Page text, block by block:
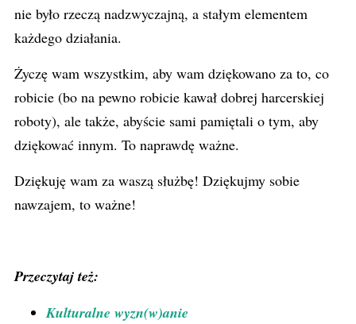
nie było rzeczą nadzwyczajną, a stałym elementem
każdego działania.
Życzę wam wszystkim, aby wam dziękowano za to, co
robicie (bo na pewno robicie kawał dobrej harcerskiej
roboty), ale także, abyście sami pamiętali o tym, aby
dziękować innym. To naprawdę ważne.
Dziękuję wam za waszą służbę! Dziękujmy sobie
nawzajem, to ważne!
Przeczytaj też:
Kulturalne wyzn(w)anie